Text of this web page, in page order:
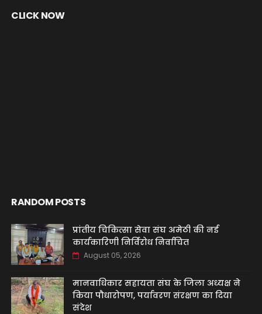
CLICK NOW
RANDOM POSTS
प्रांतीय चिकित्सा सेवा संघ अमेठी की नई
कार्यकारिणी निर्विरोध निर्वाचित
August 05, 2026
मानवाधिकार सहायता संघ के जिला अध्यक्ष ने
किया पौधारोपण, पर्यावरण संरक्षण का दिया
संदेश